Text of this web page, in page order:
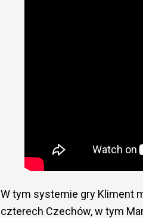
W tym systemie gry Kliment
czterech Czechów, w tym